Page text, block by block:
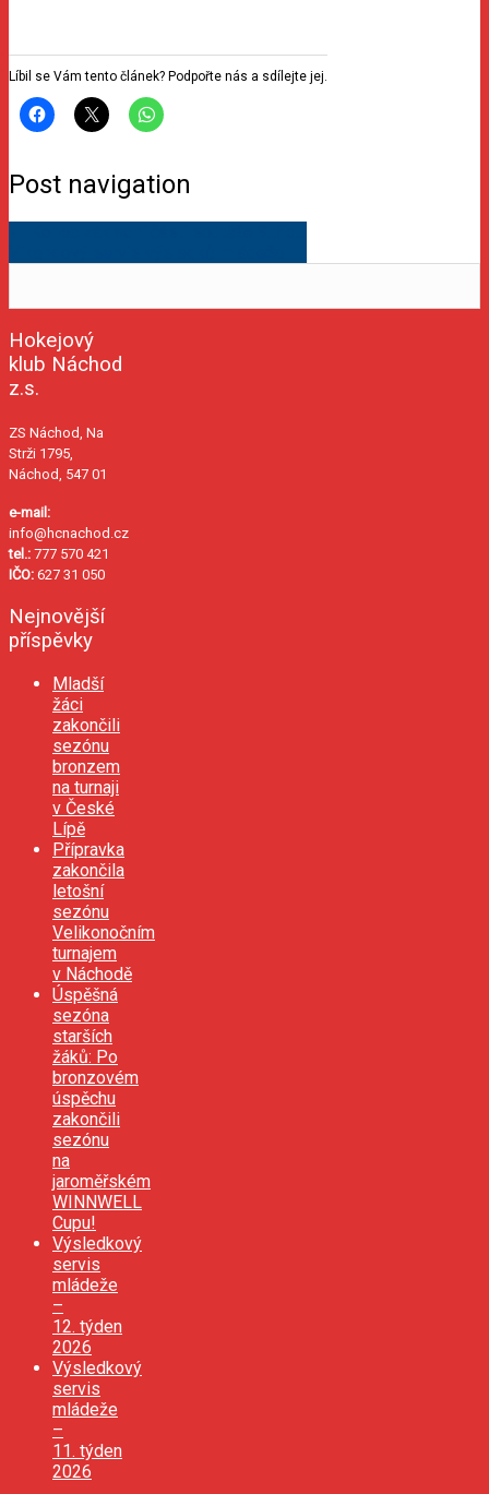
Líbil se Vám tento článek? Podpořte nás a sdílejte jej.
Post navigation
Hokejový
klub Náchod
z.s.
ZS Náchod, Na
Strži 1795,
Náchod, 547 01
e-mail:
info@hcnachod.cz
tel.: 777 570 421
IČO: 627 31 050
Nejnovější
příspěvky
Mladší
žáci
zakončili
sezónu
bronzem
na turnaji
v České
Lípě
Přípravka
zakončila
letošní
sezónu
Velikonočním
turnajem
v Náchodě
Úspěšná
sezóna
starších
žáků: Po
bronzovém
úspěchu
zakončili
sezónu
na
jaroměřském
WINNWELL
Cupu!
Výsledkový
servis
mládeže
–
12. týden
2026
Výsledkový
servis
mládeže
–
11. týden
2026